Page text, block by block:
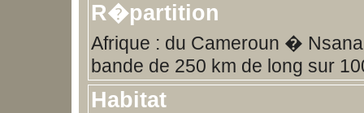
R�partition
Afrique : du Cameroun �
bande de 250 km de long sur
Habitat